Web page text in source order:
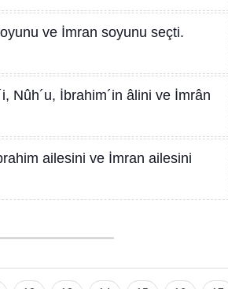
ve İmran soyunu seçti.
Nûh´u, İbrahim´in âlini ve İmrân
ailesini ve İmran ailesini